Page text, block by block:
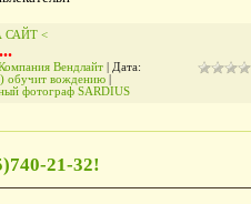
САЙТ <
Вендлайт| Дата:
обучит вождению|
фотограф SARDIUS
21-32!